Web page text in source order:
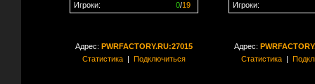
0/19
Игроки:
Игроки:
Адрес: PWRFACTORY.RU:27015
Статистика| Подключиться
Адрес:
Статистика|